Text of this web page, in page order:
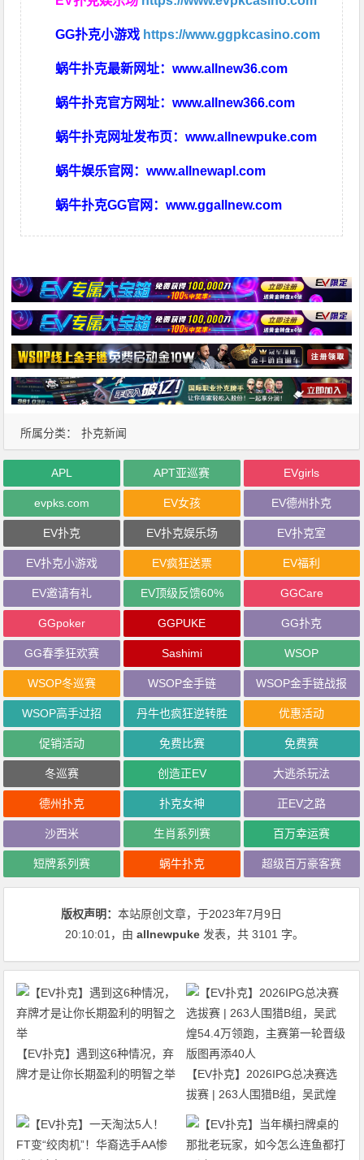
GG扑克小游戏 https://www.ggpkcasino.com
蜗牛扑克最新网址：www.allnew36.com
蜗牛扑克官方网址：www.allnew366.com
蜗牛扑克网址发布页：www.allnewpuke.com
蜗牛娱乐官网：www.allnewapl.com
蜗牛扑克GG官网：www.ggallnew.com
所属分类： 扑克新闻
APL APT亚巡赛 EVgirls
evpks.com EV女孩 EV德州扑克
EV扑克 EV扑克娱乐场 EV扑克室
EV扑克小游戏 EV疯狂送票 EV福利
EV邀请有礼 EV顶级反馈60% GGCare
GGpoker GGPUKE GG扑克
GG春季狂欢赛 Sashimi WSOP
WSOP冬巡赛 WSOP金手链 WSOP金手链战报
WSOP高手过招 丹牛也疯狂逆转胜 优惠活动
促销活动 免费比赛 免费赛
冬巡赛 创造正EV 大逃杀玩法
德州扑克 扑克女神 正EV之路
沙西米 生肖系列赛 百万幸运赛
短牌系列赛 蜗牛扑克 超级百万豪客赛
版权声明：本站原创文章，于2023年7月9日
20:10:01 ，由allnewpuke 发表，共 3101 字。
【EV扑克】遇到这6种情况，弃
牌才是让你长期盈利的明智之举
【EV扑克】2026IPG总决赛选
拔赛 | 263人围猎B组，吴武煌
54.4万领跑，主赛第一轮晋级版